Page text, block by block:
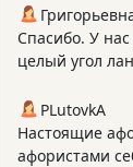
Спасибо. У
целый угол
PLutоvkА
Настоящие
афористами